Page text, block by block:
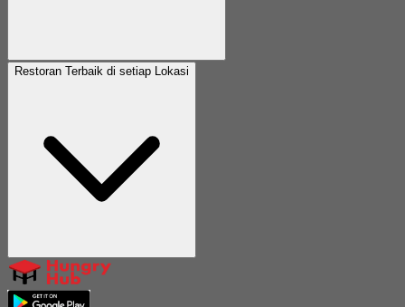
Restoran Terbaik di setiap Lokasi